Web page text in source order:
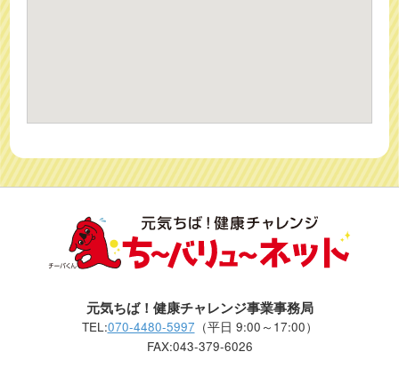
元気ちば！健康チャレンジ事業事務局
TEL:070-4480-5997 （平日 9:00～17:00）
FAX:043-379-6026